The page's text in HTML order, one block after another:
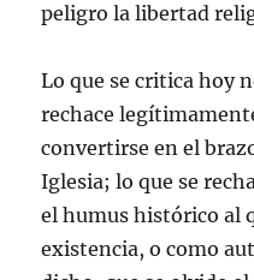
peligro la libertad
Lo que se critica hoy
rechace
convertirse en el
Iglesia; lo que se
el humus histórico al
existencia, o como